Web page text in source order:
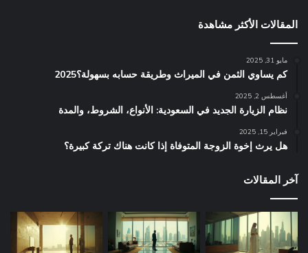
المقالات الأكثر مشاهدة
مايو 31, 2025
كم يساوي الثمن في الميراث​ وطريقة حسابه بسهولة؟2025
أغسطس 2, 2025
نظام الزيارة الجديد في السعودية: الأنواع، الشروط، والمدة
فبراير 15, 2025
هل يرث إخوة الزوجة المتوفاة إذا كانت هناك تركة كبيرة؟
آخر المقالات